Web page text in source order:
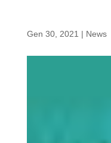
Gen 30, 2021 | News